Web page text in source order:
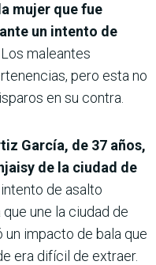
mujer que fue
un intento de
Los maleantes
pero esta no
en su contra.
García, de 37 años,
de la ciudad de
de asalto
une la ciudad de
un impacto de bala que
era difícil de extraer.